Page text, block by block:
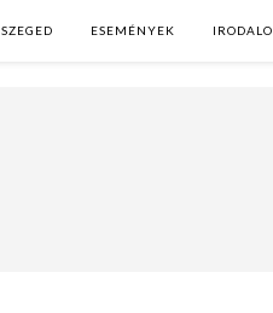
SZEGED ESEMÉNYEK